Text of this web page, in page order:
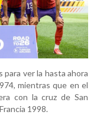
para ver la hasta ahora
mientras que en el
con la cruz de San
1998.